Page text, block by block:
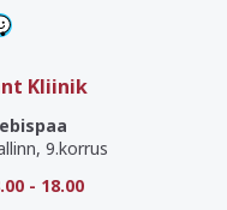
Kliinik
9.korrus
- 18.00